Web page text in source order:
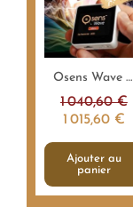
Aperçu rapideOsens Wave V5 Premium 1.000.000Hz - 4H - Emetteur fréquences
1 040,60 €
1 015,60 €
Ajouter au
panier